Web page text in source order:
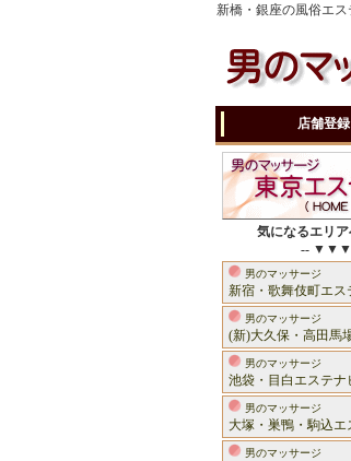
新橋・銀座の風俗エ
店舗登録
気になるエリア
-- ▼▼▼
男のマッサージ
新宿・歌舞伎町エス
男のマッサージ
(新)大久保・高田馬
男のマッサージ
池袋・目白エステナ
男のマッサージ
大塚・巣鴨・駒込エ
男のマッサージ